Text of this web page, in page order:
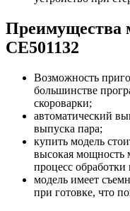
Преимущества
CE501132
Возможность
большинстве
скороварки;
автоматический
выпуска пара;
купить модель
высокая мощность
процесс обработки
модель имеет
при готовке, что